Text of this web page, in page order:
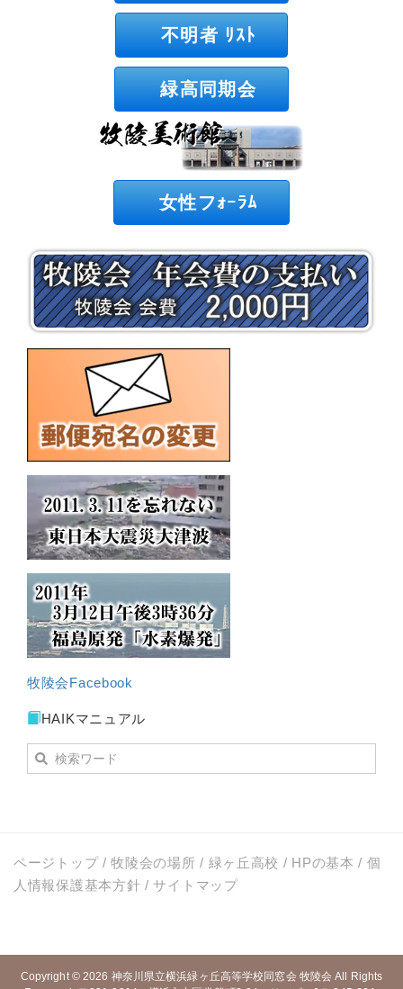
不明者 ﾘｽﾄ
緑高同期会
女性フｫｰﾗﾑ
牧陵会Facebook
HAIKマニュアル
ページトップ/牧陵会の場所 / 緑ヶ丘高校 / HPの基本 / 個
人情報保護基本方針 / サイトマップ
Copyright © 2026 神奈川県立横浜緑ヶ丘高等学校同窓会 牧陵会 All Rights